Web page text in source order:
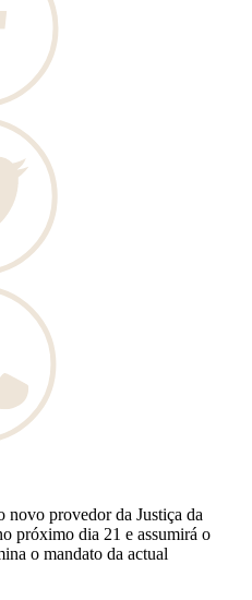
novo provedor da Justiça da
próximo dia 21 e assumirá o
o mandato da actual